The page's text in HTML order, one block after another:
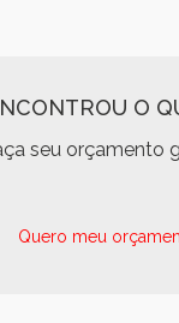
O
seu orçamento
Quero meu